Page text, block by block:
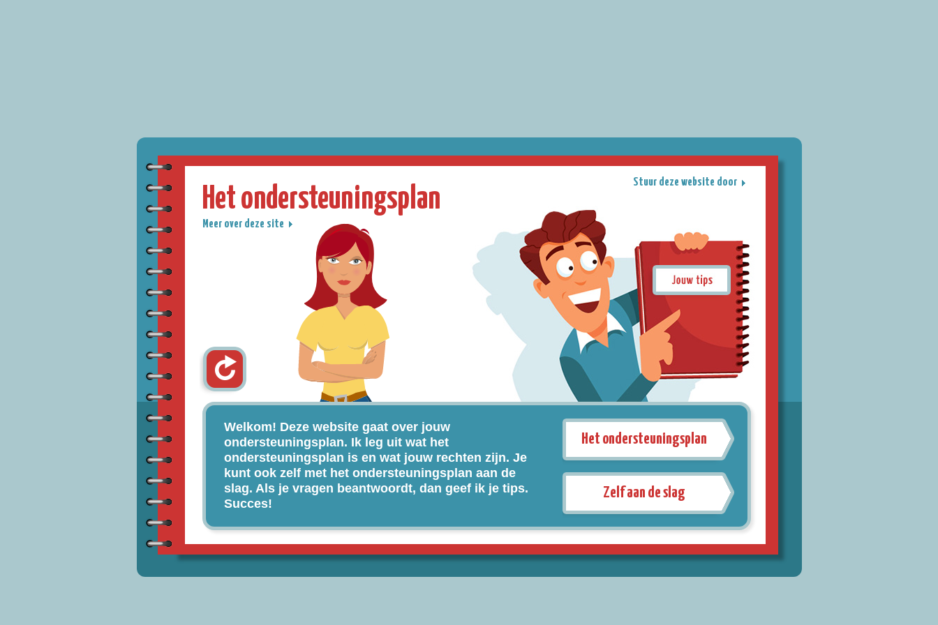
Stuur deze website door
Het ondersteuningsplan
Meer over deze site
Welkom! Deze website gaat over jouw
ondersteuningsplan. Ik leg uit wat het
ondersteuningsplan is en wat jouw rechten zijn. Je
kunt ook zelf met het ondersteuningsplan aan de
slag. Als je vragen beantwoordt, dan geef ik je tips.
Succes!
Het ondersteuningsplan
Zelf aan de slag